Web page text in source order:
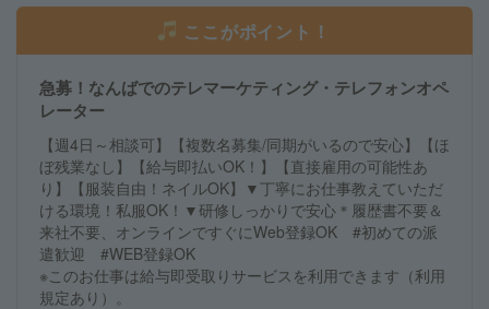
ここがポイント！
急募！なんばでのテレマーケティング・テレフォンオペ
レーター
【週4日～相談可】【複数名募集/同期がいるので安心】【ほ
ぼ残業なし】【給与即払いOK！】【直接雇用の可能性あ
り】【服装自由！ネイルOK】▼丁寧にお仕事教えていただ
ける環境！私服OK！▼研修しっかりで安心＊履歴書不要＆
来社不要、オンラインですぐにWeb登録OK #初めての派
遣歓迎 #WEB登録OK
※このお仕事は給与即受取りサービスを利用できます（利用
規定あり）。